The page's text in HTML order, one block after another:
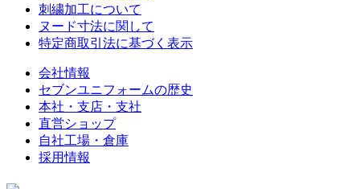
刺繍加工について
ヌード寸法に関して
特定商取引法に基づく表示
会社情報
セブンユニフォームの歴史
本社・支店・支社
直営ショップ
自社工場・倉庫
採用情報